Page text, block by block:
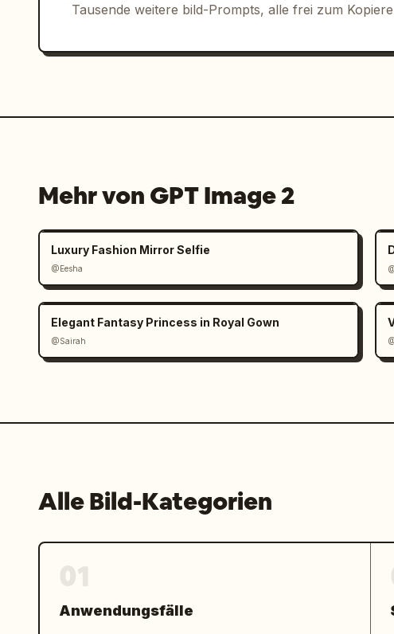
Tausende weitere bild-Prompts, alle frei zum
Mehr von GPT Image 2
Luxury Fashion Mirror Selfie
@Eesha
Elegant Fantasy Princess in Royal Gown
@Sairah
Alle Bild-Kategorien
Anwendungsfälle